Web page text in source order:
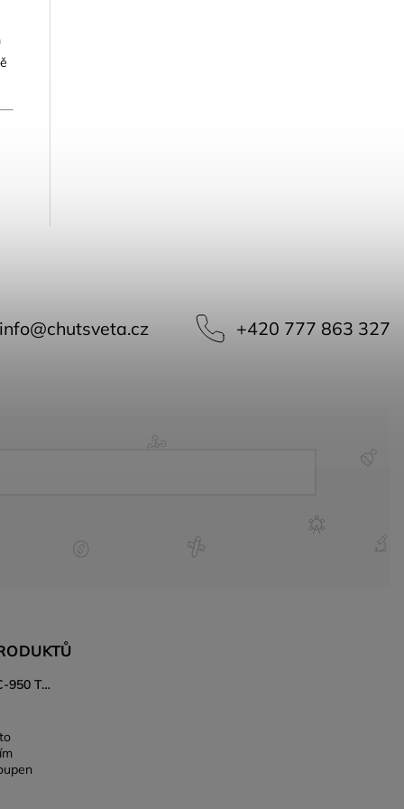
info@chutsveta.cz +420 777 863 327
Japonský nůž Gyuto Kanetsune KC-950 Tsuchime 240 mm – DSR-1K6 ocel, Tsuchime povrch